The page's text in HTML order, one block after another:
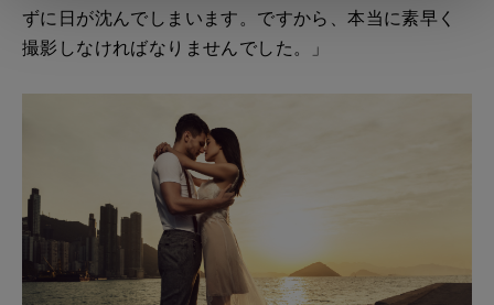
ずに日が沈んでしまいます。ですから、本当に素早く
撮影しなければなりませんでした。」